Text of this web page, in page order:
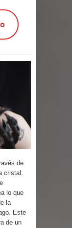
a
Luz
de
cristal.
lo que
la
Este
de un